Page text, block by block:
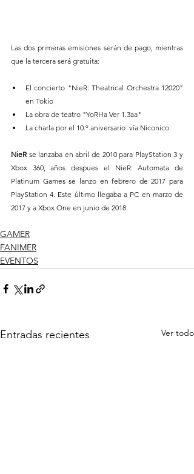
Las dos primeras emisiones serán de pago, mientras
que la tercera será gratuita:
El concierto "NieR: Theatrical Orchestra 12020"
en Tokio
La obra de teatro "YoRHa Ver 1.3aa"
La charla por el 10.º aniversario  vía Niconico
NieR se lanzaba en abril de 2010 para PlayStation 3 y
Xbox 360, años despues el NieR: Automata de
Platinum Games se lanzo en febrero de 2017 para
PlayStation 4. Este último llegaba a PC en marzo de
2017 y a Xbox One en junio de 2018.
GAMER
FANIMER
EVENTOS
Entradas recientes Ver todo